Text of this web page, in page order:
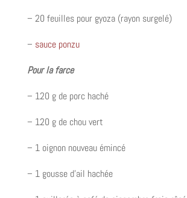
– 20 feuilles pour gyoza (rayon surgelé)
– sauce ponzu
Pour la farce
– 120 g de porc haché
– 120 g de chou vert
– 1 oignon nouveau émincé
– 1 gousse d’ail hachée